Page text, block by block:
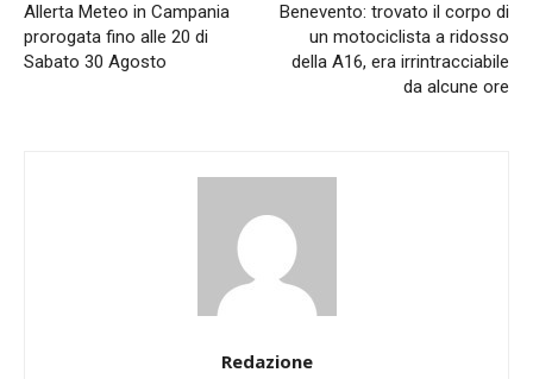
Allerta Meteo in Campania
prorogata fino alle 20 di
Sabato 30 Agosto
Benevento: trovato il corpo di
un motociclista a ridosso
della A16, era irrintracciabile
da alcune ore
Redazione